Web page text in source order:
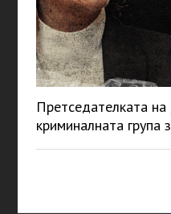
Претседателката
криминалната група